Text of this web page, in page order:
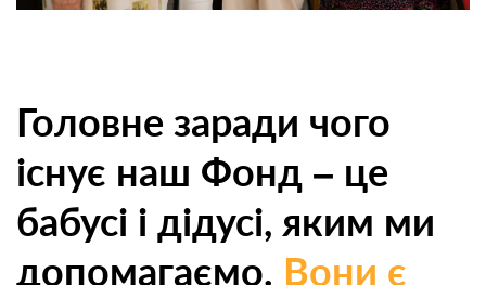
Головне заради чого
існує наш Фонд – це
бабусі і дідусі, яким ми
допомагаємо. Вони є